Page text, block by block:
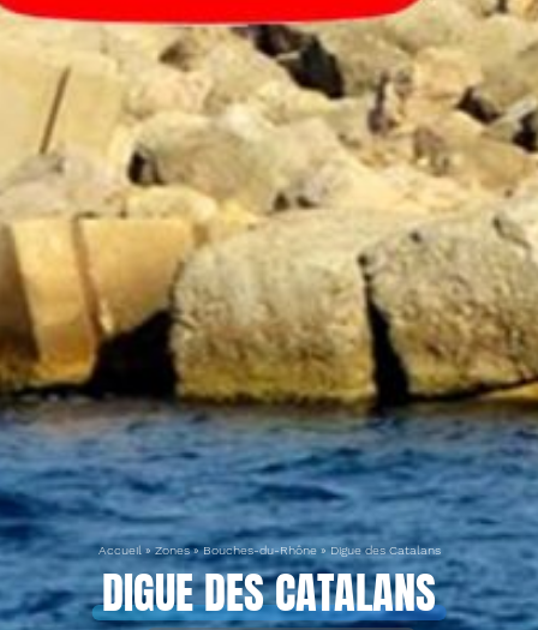
Accueil»Zones»Bouches-du-Rhône» Digue des Catalans
DIGUE DES CATALANS